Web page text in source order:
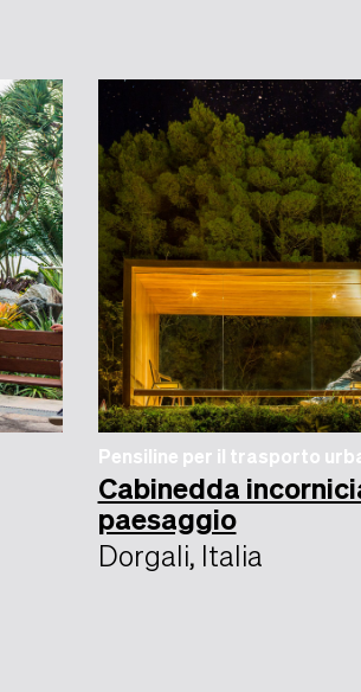
Pensiline per il trasporto
Cabinedda
paesaggio
Dorgali, Italia